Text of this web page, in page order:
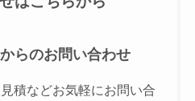
らのお問い合わせ
積などお気軽にお問い合